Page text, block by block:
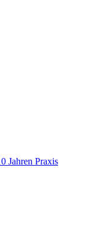
Jahren Praxis